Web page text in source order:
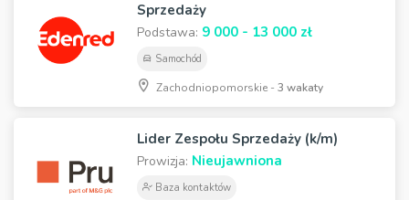
Sprzedaży
Podstawa: 9 000 - 13 000 zł
Samochód
Zachodniopomorskie -3 wakaty
Lider Zespołu Sprzedaży (k/m)
Prowizja: Nieujawniona
Baza kontaktów